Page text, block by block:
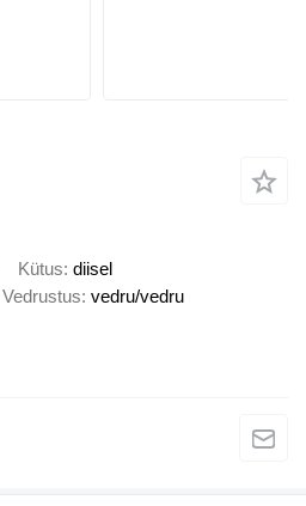
Kütus diisel
Vedrustus vedru/vedru